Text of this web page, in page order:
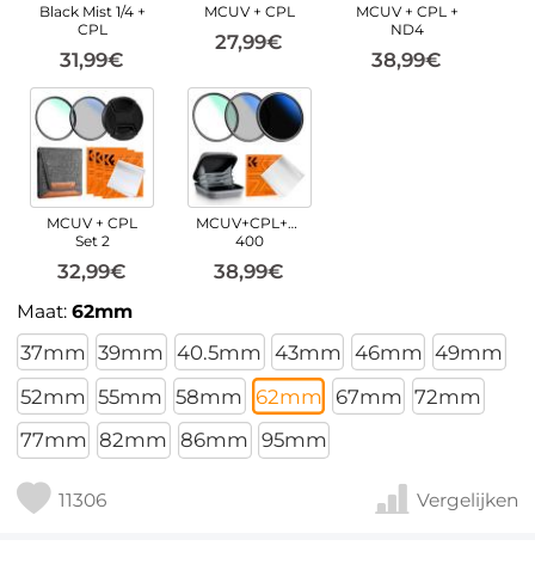
Black Mist 1/4 +
CPL
31,99€
MCUV + CPL
27,99€
MCUV + CPL +
ND4
38,99€
MCUV + CPL
Set 2
32,99€
MCUV+CPL+ND2-
400
38,99€
Maat:62mm
37mm 39mm 40.5mm 43mm 46mm 49mm
52mm 55mm 58mm 62mm 67mm 72mm
77mm 82mm 86mm 95mm
11306 Vergelijken